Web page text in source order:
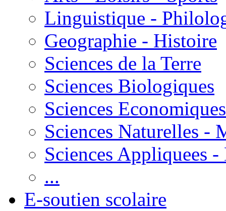
Linguistique -
Geographie - Histoire
Sciences de la Terre
Sciences Biologiques
Sciences Economiques
Sciences Naturelles -
Sciences Appliquees
...
E-soutien scolaire